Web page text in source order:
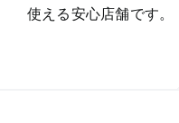
使える安心店舗です。